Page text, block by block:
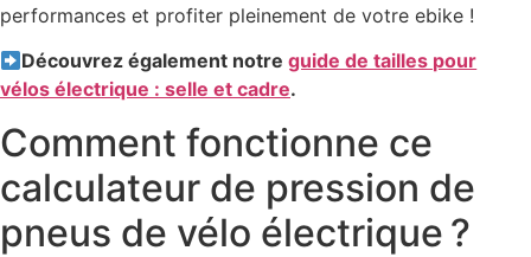
performances et profiter pleinement de votre ebike !
Découvrez également notreguide de tailles pour
vélos électrique : selle et cadre.
Comment fonctionne ce
calculateur de pression de
pneus de vélo électrique ?